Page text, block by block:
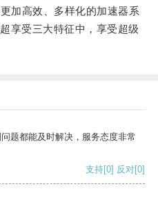
高效、多样化的加速器系
享受三大特征中，享受超级
题都能及时解决，服务态度非常
支持[0] 反对[0]